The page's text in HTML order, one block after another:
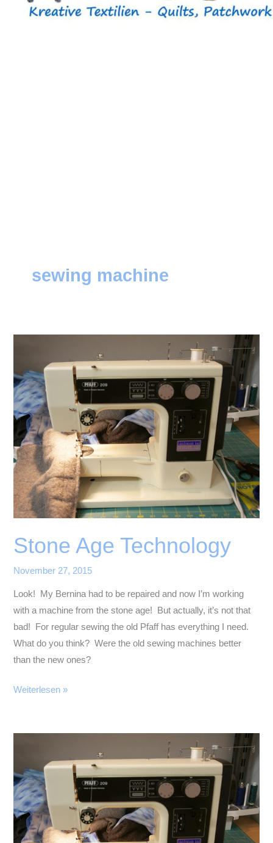
sewing machine
Stone Age Technology
November 27, 2015
Look! My Bernina had to be repaired and now I’m working
with a machine from the stone age! But actually, it’s not that
bad! For regular sewing the old Pfaff has everything I need.
What do you think? Were the old sewing machines better
than the new ones?
Stone
Weiterlesen »